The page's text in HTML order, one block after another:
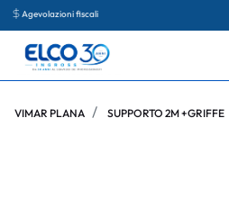
Agevolazioni fiscali
VIMAR PLANA SUPPORTO 2M +GRIFFE